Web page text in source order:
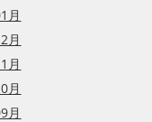
月
月
月
月
月